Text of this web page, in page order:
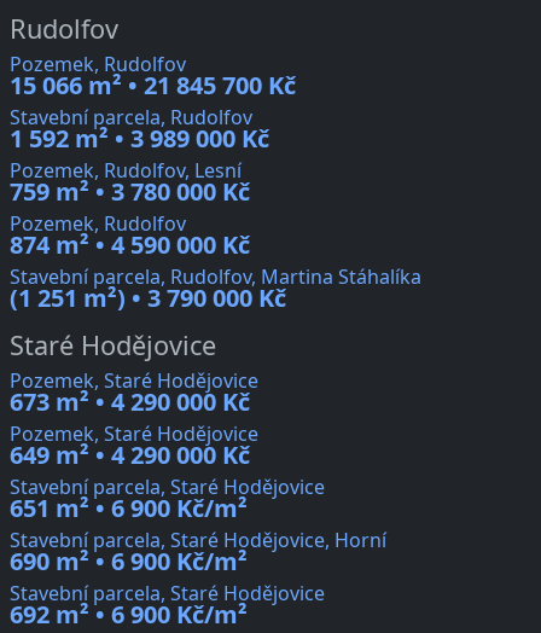
Rudolfov
Pozemek, Rudolfov
15 066 m² • 21 845 700 Kč
Stavební parcela, Rudolfov
1 592 m² • 3 989 000 Kč
Pozemek, Rudolfov, Lesní
759 m² • 3 780 000 Kč
Pozemek, Rudolfov
874 m² • 4 590 000 Kč
Stavební parcela, Rudolfov, Martina Stáhalíka
(1 251 m²) • 3 790 000 Kč
Staré Hodějovice
Pozemek, Staré Hodějovice
673 m² • 4 290 000 Kč
Pozemek, Staré Hodějovice
649 m² • 4 290 000 Kč
Stavební parcela, Staré Hodějovice
651 m² • 6 900 Kč/m²
Stavební parcela, Staré Hodějovice, Horní
690 m² • 6 900 Kč/m²
Stavební parcela, Staré Hodějovice
692 m² • 6 900 Kč/m²